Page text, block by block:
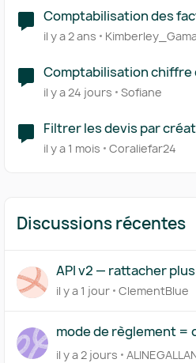
Comptabilisation des
TR Deliveroo etc..
il y a 2 ans
Comptabilisation chiffre
commission VTC
il y a 24 jours Sofiane
Filtrer les devis par
champ commission -
il y a 1 mois Coraliefar24
Discussions récentes
API v2 — rattacher
(acompte/solde) à un
il y a 1 jour ClementBlue
mode de règlement =
il y a 2 jours